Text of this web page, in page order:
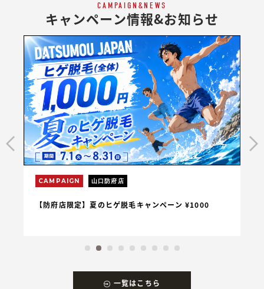
CAMPAIGN&NEWS
キャンペーン情報&お知らせ
CAMPAIGN 山口防府店
【防府店限定】夏のヒゲ脱毛キャンペーン ¥1000
一覧はこちら